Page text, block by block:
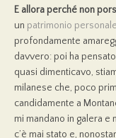
E allora perché non
un patrimonio personale
profondamente
davvero: poi ha
quasi dimenticavo,
milanese che, poco
candidamente a
mi mandano in galera e
c’è mai stato e,